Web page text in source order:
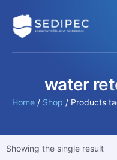
water
Home / Shop / Products
Showing the single result